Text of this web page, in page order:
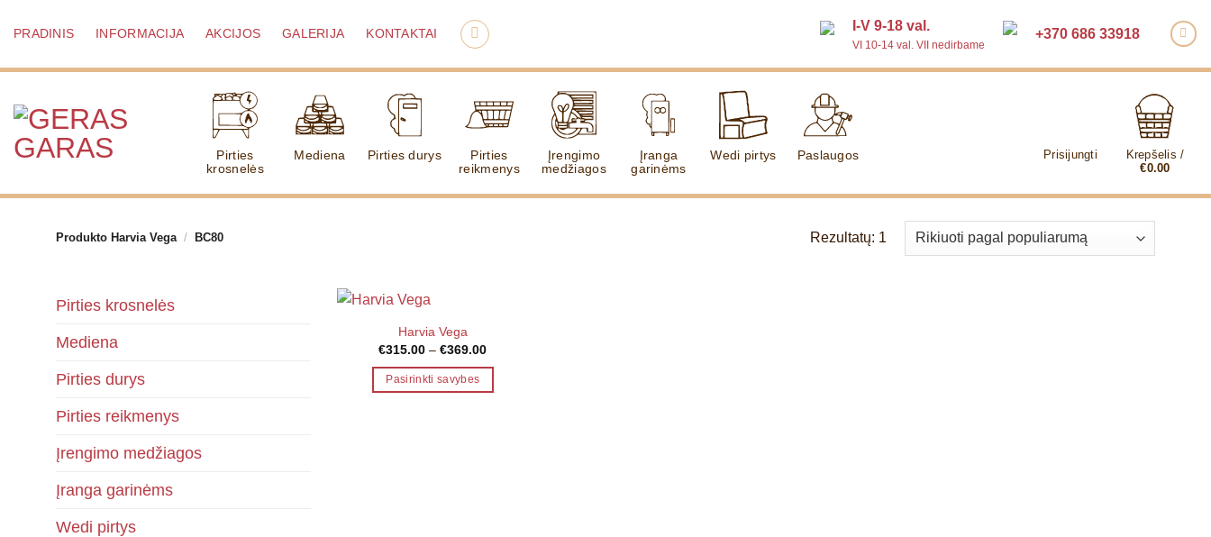
PRADINIS INFORMACIJA AKCIJOS GALERIJA KONTAKTAI
I-V 9-18 val.
VI 10-14 val. VII nedirbame
+370 686 33918
Pirties
krosnelės
Mediena Pirties durys
Pirties
reikmenys
Įrengimo
medžiagos
Įranga
garinėms
Wedi pirtys Paslaugos Prisijungti
Krepšelis /
€0.00
Produkto Harvia Vega / BC80 Rezultatų: 1
Pirties krosnelės
Mediena
Pirties durys
Pirties reikmenys
Įrengimo medžiagos
Įranga garinėms
Wedi pirtys
Harvia Vega
€315.00 – €369.00Price
Pasirinkti savybes